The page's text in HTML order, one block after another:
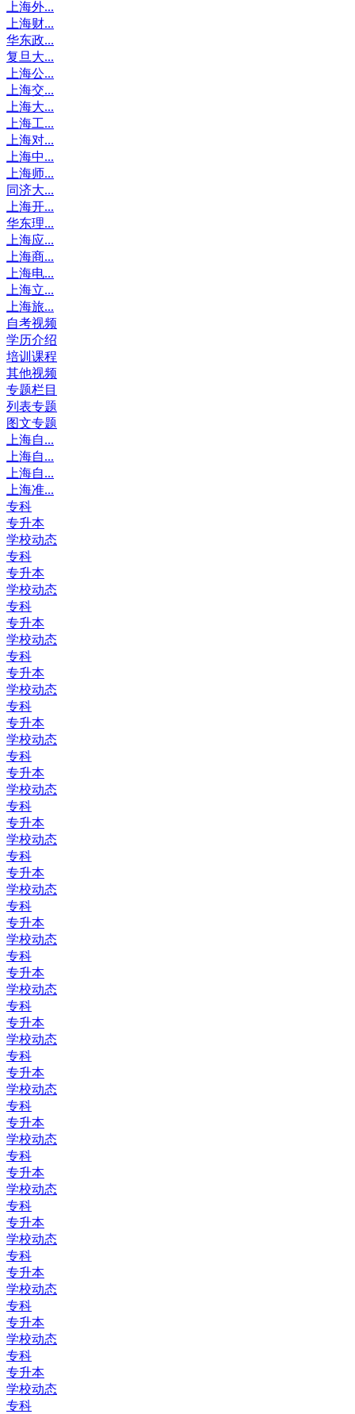
上海外...
上海财...
华东政...
复旦大...
上海公...
上海交...
上海大...
上海工...
上海对...
上海中...
上海师...
同济大...
上海开...
华东理...
上海应...
上海商...
上海电...
上海立...
上海旅...
自考视频
学历介绍
培训课程
其他视频
专题栏目
列表专题
图文专题
上海自...
上海自...
上海自...
上海准...
专科
专升本
学校动态
专科
专升本
学校动态
专科
专升本
学校动态
专科
专升本
学校动态
专科
专升本
学校动态
专科
专升本
学校动态
专科
专升本
学校动态
专科
专升本
学校动态
专科
专升本
学校动态
专科
专升本
学校动态
专科
专升本
学校动态
专科
专升本
学校动态
专科
专升本
学校动态
专科
专升本
学校动态
专科
专升本
学校动态
专科
专升本
学校动态
专科
专升本
学校动态
专科
专升本
学校动态
专科